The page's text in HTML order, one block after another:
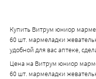
Купить Витрум юниор
60 шт. мармеладки
удобной для вас аптеке,
Цена на Витрум юниор
60 шт. мармеладки